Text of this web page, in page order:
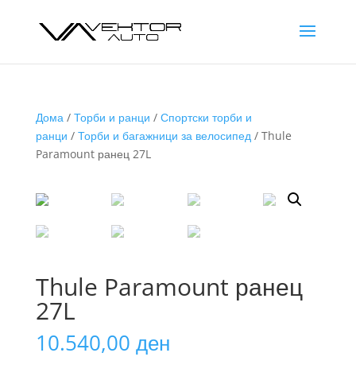
Дома/ Торби и ранци / Спортски торби и
ранци / Торби и багажници за велосипед/ Thule
Paramount ранец 27L
Thule Paramount ранец
27L
10.540,00 ден